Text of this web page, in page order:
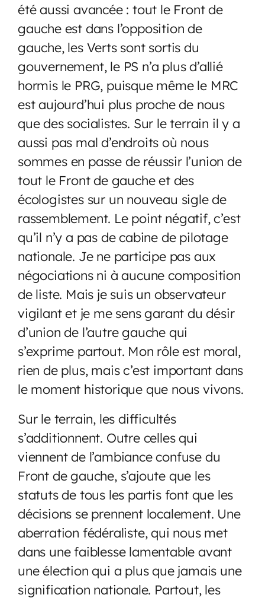
été aussi avancée : tout le Front de
gauche est dans l’opposition de
gauche, les Verts sont sortis du
gouvernement, le PS n’a plus d’allié
hormis le PRG, puisque même le MRC
est aujourd’hui plus proche de nous
que des socialistes. Sur le terrain il y a
aussi pas mal d’endroits où nous
sommes en passe de réussir l’union de
tout le Front de gauche et des
écologistes sur un nouveau sigle de
rassemblement. Le point négatif, c’est
qu’il n’y a pas de cabine de pilotage
nationale. Je ne participe pas aux
négociations ni à aucune composition
de liste. Mais je suis un observateur
vigilant et je me sens garant du désir
d’union de l’autre gauche qui
s’exprime partout. Mon rôle est moral,
rien de plus, mais c’est important dans
le moment historique que nous vivons.
Sur le terrain, les difficultés
s’additionnent. Outre celles qui
viennent de l’ambiance confuse du
Front de gauche, s’ajoute que les
statuts de tous les partis font que les
décisions se prennent localement. Une
aberration fédéraliste, qui nous met
dans une faiblesse lamentable avant
une élection qui a plus que jamais une
signification nationale. Partout, les